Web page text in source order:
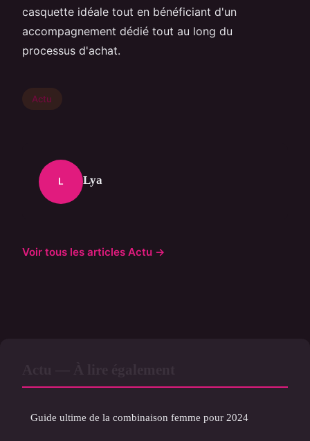
casquette idéale tout en bénéficiant d'un
accompagnement dédié tout au long du
processus d'achat.
Actu
L Lya
Voir tous les articles Actu →
Guide ultime de la combinaison femme pour 2024